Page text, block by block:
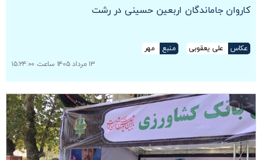
کاروان جاماندگان اربعین حسینی در رشت
عکاس علی یعقوبی منبع
مهر
۱۳ مرداد ۱۴۰۵ ساعت ۱۵:۲۴:۰۰